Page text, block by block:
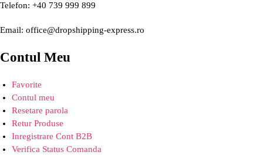
Telefon: +40 739 999 899
Email: office@dropshipping-express.ro
Contul Meu
Favorite
Contul meu
Resetare parola
Retur Produse
Inregistrare Cont B2B
Verifica Status Comanda